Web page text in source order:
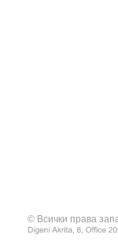
© Всички права